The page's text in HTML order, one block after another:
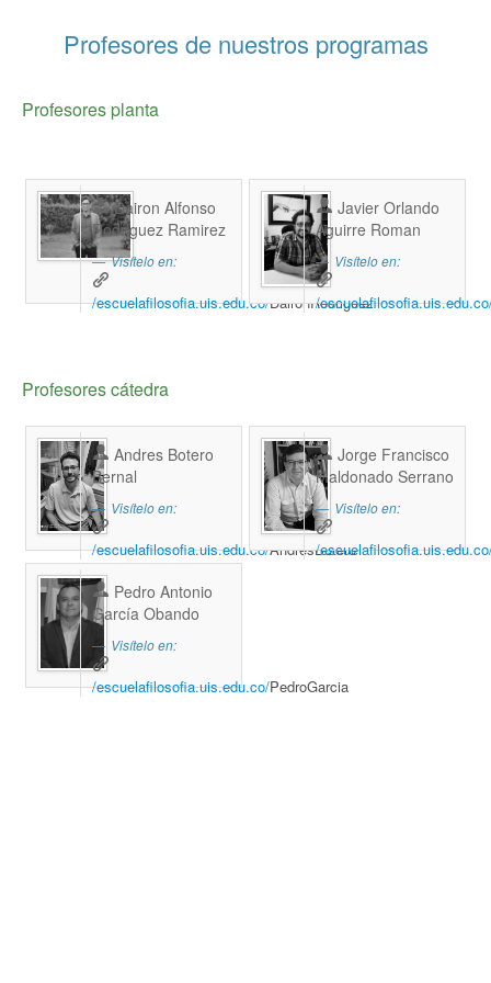
Profesores de nuestros programas
Profesores planta
Dairon Alfonso
Rodriguez Ramirez
Visítelo en:
/escuelafilosofia.uis.edu.co/DaironRodriguez
Javier Orlando
Aguirre Roman
Visítelo en:
/
Profesores cátedra
Andres Botero
Bernal
Visítelo en:
/escuelafilosofia.uis.edu.co/AndresBotero
Jorge Francisco
Maldonado Serrano
Visítelo en:
/
Pedro Antonio
García Obando
Visítelo en:
/escuelafilosofia.uis.edu.co/PedroGarcia